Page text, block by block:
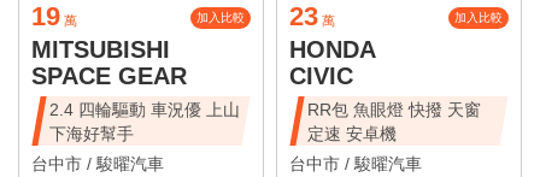
19 萬 加入比較
MITSUBISHI
SPACE GEAR
2.4 四輪驅動 車況優 上山
下海好幫手
台中市 /駿曜汽車
23 萬 加入比較
HONDA
CIVIC
RR包 魚眼燈 快撥 天窗
定速 安卓機
台中市 /駿曜汽車